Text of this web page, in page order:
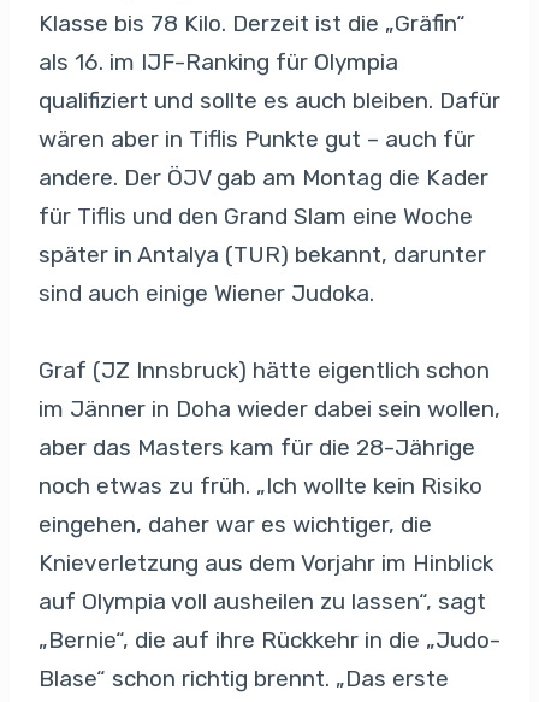
Klasse bis 78 Kilo. Derzeit ist die „Gräfin“
als 16. im IJF-Ranking für Olympia
qualifiziert und sollte es auch bleiben. Dafür
wären aber in Tiflis Punkte gut – auch für
andere. Der ÖJV gab am Montag die Kader
für Tiflis und den Grand Slam eine Woche
später in Antalya (TUR) bekannt, darunter
sind auch einige Wiener Judoka.
Graf (JZ Innsbruck) hätte eigentlich schon
im Jänner in Doha wieder dabei sein wollen,
aber das Masters kam für die 28-Jährige
noch etwas zu früh. „Ich wollte kein Risiko
eingehen, daher war es wichtiger, die
Knieverletzung aus dem Vorjahr im Hinblick
auf Olympia voll ausheilen zu lassen“, sagt
„Bernie“, die auf ihre Rückkehr in die „Judo-
Blase“ schon richtig brennt. „Das erste